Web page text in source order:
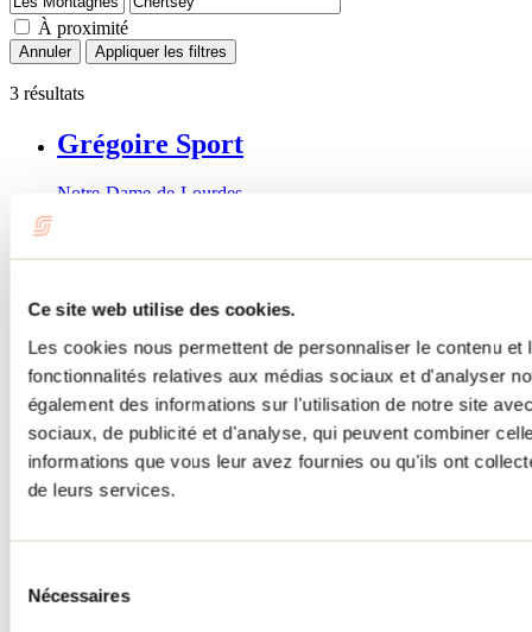
Ce site web utilise des cookies.
Les cookies nous permettent de personnaliser le contenu
fonctionnalités relatives aux médias sociaux et d'analyser
également des informations sur l'utilisation de notre site
sociaux, de publicité et d'analyse, qui peuvent combiner
informations que vous leur avez fournies ou qu'ils ont
de leurs services.
Nécessaires
À proximité
Annuler Appliquer les filtres
3 résultats
Grégoire Sport
Notre-Dame-de-Lourdes
Les Motoneiges Géro